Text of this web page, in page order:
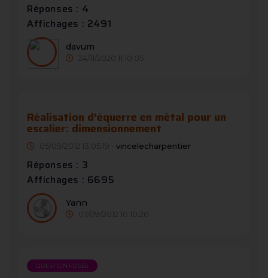
Réponses : 4
Affichages : 2491
davum
24/11/2020 11:10:05
Réalisation d'équerre en métal pour un
escalier: dimensionnement
05/09/2012 13:05:19 - vincelecharpentier
Réponses : 3
Affichages : 6695
Yann
07/09/2012 10:10:20
QUESTION POSÉE